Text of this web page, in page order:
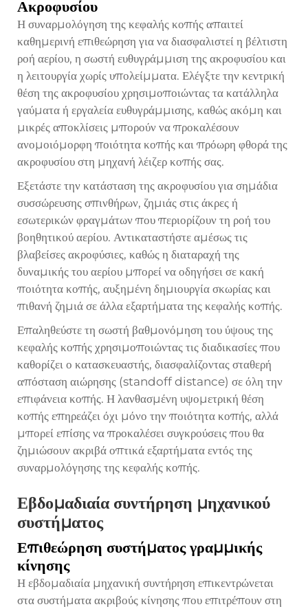
Ακροφυσίου
Η συναρμολόγηση της κεφαλής κοπής απαιτεί
καθημερινή επιθεώρηση για να διασφαλιστεί η βέλτιστη
ροή αερίου, η σωστή ευθυγράμμιση της ακροφυσίου και
η λειτουργία χωρίς υπολείμματα. Ελέγξτε την κεντρική
θέση της ακροφυσίου χρησιμοποιώντας τα κατάλληλα
γαύματα ή εργαλεία ευθυγράμμισης, καθώς ακόμη και
μικρές αποκλίσεις μπορούν να προκαλέσουν
ανομοιόμορφη ποιότητα κοπής και πρόωρη φθορά της
ακροφυσίου στη μηχανή λέιζερ κοπής σας.
Εξετάστε την κατάσταση της ακροφυσίου για σημάδια
συσσώρευσης σπινθήρων, ζημιάς στις άκρες ή
εσωτερικών φραγμάτων που περιορίζουν τη ροή του
βοηθητικού αερίου. Αντικαταστήστε αμέσως τις
βλαβείσες ακροφύσιες, καθώς η διαταραχή της
δυναμικής του αερίου μπορεί να οδηγήσει σε κακή
ποιότητα κοπής, αυξημένη δημιουργία σκωρίας και
πιθανή ζημιά σε άλλα εξαρτήματα της κεφαλής κοπής.
Επαληθεύστε τη σωστή βαθμονόμηση του ύψους της
κεφαλής κοπής χρησιμοποιώντας τις διαδικασίες που
καθορίζει ο κατασκευαστής, διασφαλίζοντας σταθερή
απόσταση αιώρησης (standoff distance) σε όλη την
επιφάνεια κοπής. Η λανθασμένη υψομετρική θέση
κοπής επηρεάζει όχι μόνο την ποιότητα κοπής, αλλά
μπορεί επίσης να προκαλέσει συγκρούσεις που θα
ζημιώσουν ακριβά οπτικά εξαρτήματα εντός της
συναρμολόγησης της κεφαλής κοπής.
Εβδομαδιαία συντήρηση μηχανικού
συστήματος
Επιθεώρηση συστήματος γραμμικής
κίνησης
Η εβδομαδιαία μηχανική συντήρηση επικεντρώνεται
στα συστήματα ακριβούς κίνησης που επιτρέπουν στη